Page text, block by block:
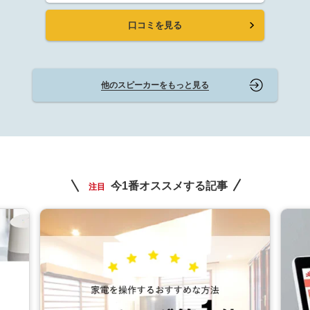
口コミを見る
他のスピーカーをもっと見る
注目 今1番オススメする記事